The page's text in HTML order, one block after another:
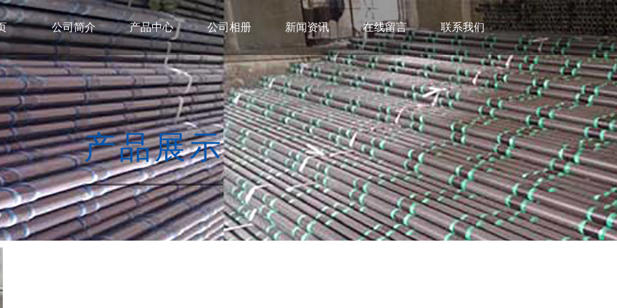
公司简介 产品中心 公司相册 新闻资讯 在线留言 联系我们
产品展示